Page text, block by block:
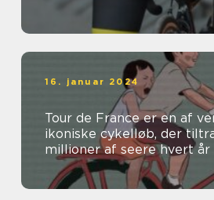
16. januar 2024
Tour de France er en af
ikoniske cykelløb, der
millioner af seere hvert år